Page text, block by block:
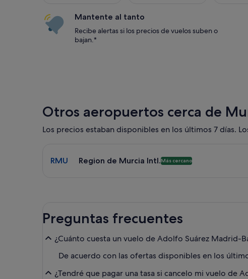
Mantente al tanto
Recibe alertas si los precios de vuelos suben o
bajan.*
Otros aeropuertos cerca de
Los precios estaban disponibles en los últimos 7 días.
RMU Region de Murcia Intl.Más cercano
Preguntas frecuentes
¿Cuánto cuesta un vuelo de Adolfo Suárez Madrid-
De acuerdo con las ofertas disponibles en los
¿Tendré que pagar una tasa si cancelo mi vuelo de